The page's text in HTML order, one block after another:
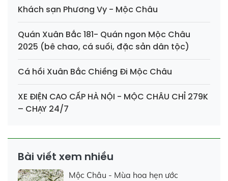
Khách sạn Phương Vy - Mộc Châu
Quán Xuân Bắc 181- Quán ngon Mộc Châu
2025 (bê chao, cá suối, đặc sản dân tộc)
Cá hồi Xuân Bắc Chiềng Đi Mộc Châu
XE ĐIỆN CAO CẤP HÀ NỘI - MỘC CHÂU CHỈ 279K
– CHẠY 24/7
Bài viết xem nhiều
Mộc Châu - Mùa hoa hẹn ước